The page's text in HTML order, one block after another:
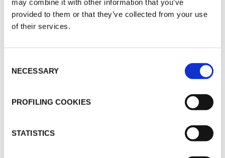
may combine it with other information that you’ve
provided to them or that they’ve collected from your use
of their services.
Selection
NECESSARY
PROFILING COOKIES
STATISTICS